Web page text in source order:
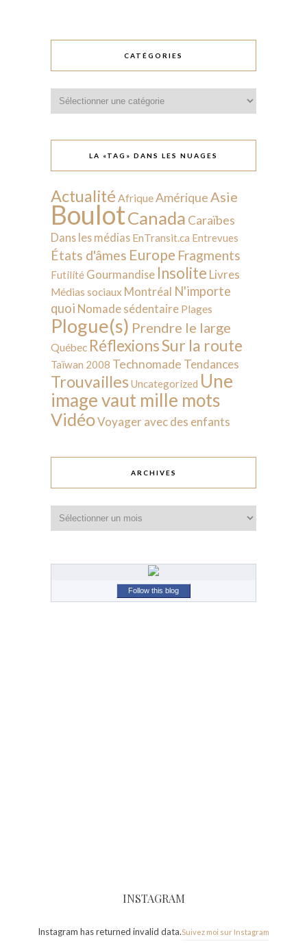
CATÉGORIES
LA «TAG» DANS LES NUAGES
Actualité AfriqueAmérique Asie
BoulotCanada Caraïbes
Dans les médias EnTransit.ca Entrevues
États d'âmes Europe Fragments
Futilité Gourmandise Insolite Livres
Médias sociaux Montréal N'importe
quoi Nomade sédentaire Plages
Plogue(s) Prendre le large
Québec RéflexionsSur la route
Taïwan 2008 Technomade Tendances
Trouvailles Uncategorized Une
image vaut mille mots
VidéoVoyager avec des enfants
ARCHIVES
Follow this blog
INSTAGRAM
Instagram has returned invalid data.Suivez moi sur Instagram